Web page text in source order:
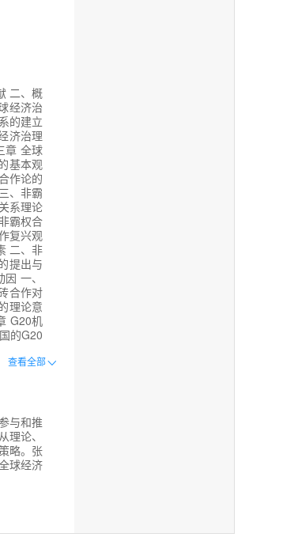
二、概
经济治
的建立
济治理
章 全球
基本观
作论的
、非霸
系理论
霸权合
复兴观
二、非
提出与
一、
合作对
理论意
G20机
的G20
区层面
二节
第三
家的
国选择
对推
经济治
查看全部
与和推
论、
略。张
球经济